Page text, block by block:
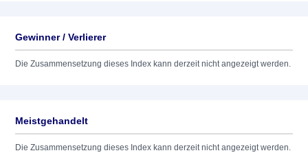
Gewinner / Verlierer
Die Zusammensetzung dieses Index kann derzeit nicht angezeigt werden.
Meistgehandelt
Die Zusammensetzung dieses Index kann derzeit nicht angezeigt werden.